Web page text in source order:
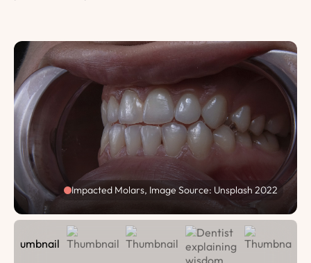
Impacted Molars, Image Source: Unsplash 2022